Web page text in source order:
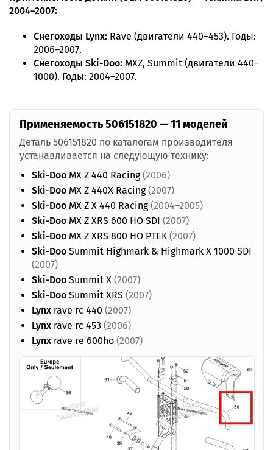
2004–2007:
Снегоходы Lynx: Rave (двигатели 440–453). Годы:
2006–2007.
Снегоходы Ski-Doo: MXZ, Summit (двигатели 440–
1000). Годы: 2004–2007.
Применяемость 506151820 — 11 моделей
Деталь 506151820 по каталогам производителя
устанавливается на следующую технику:
Ski-Doo MX Z 440 Racing(2006)
Ski-Doo MX Z 440X Racing(2007)
Ski-Doo MX Z X 440 Racing(2004–2005)
Ski-Doo MX Z XRS 600 HO SDI (2007)
Ski-Doo MX Z XRS 800 HO PTEK(2007)
Ski-Doo Summit Highmark & Highmark X 1000 SDI
(2007)
Ski-Doo Summit X (2007)
Ski-Doo Summit XRS (2007)
Lynx rave rc 440 (2007)
Lynx rave rc 453 (2006)
Lynx rave re 600ho (2007)